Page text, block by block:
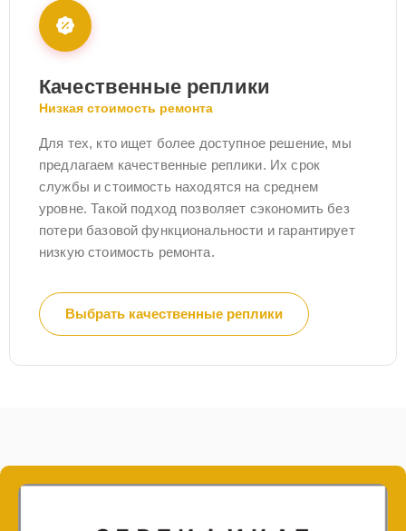
Качественные реплики
Низкая стоимость ремонта
Для тех, кто ищет более доступное решение, мы
предлагаем качественные реплики. Их срок
службы и стоимость находятся на среднем
уровне. Такой подход позволяет сэкономить без
потери базовой функциональности и гарантирует
низкую стоимость ремонта.
Выбрать качественные реплики